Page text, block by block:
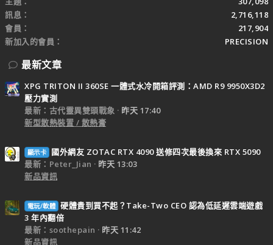
訊息
2,716,118
會員
217,904
新加入的會員
PRECISION
最新文章
XPG TRITON II 360SE 一體式水冷開箱評測：AMD R9 9950X3D2
壓力實測
最新：古代靈異雙頭戰象
昨天 17:40
新型散熱裝置 / 散熱膏
顯示卡
國外網友 ZOTAC RTX 4090 送修四次最後換來 RTX 5090
最新：Peter_Jian
昨天 13:03
新品資訊
電玩/軟體 硬體貴到買不起？Take-Two CEO 認為低延遲雲端遊戲
3 年內翻倍
最新：soothepain
昨天 11:42
新品資訊